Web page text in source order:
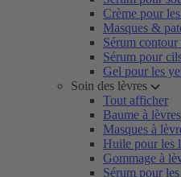
Crème pour
Masques &
Sérum contour
Sérum pour
Gel pour les
Soin des lèvres
Tout afficher
Baume à lèvres
Masques à
Huile pour les
Gommage à
Sérum pour